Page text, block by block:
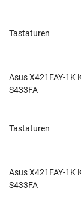
Tastaturen
Asus X421FAY-1K
S433FA
Tastaturen
Asus X421FAY-1K
S433FA